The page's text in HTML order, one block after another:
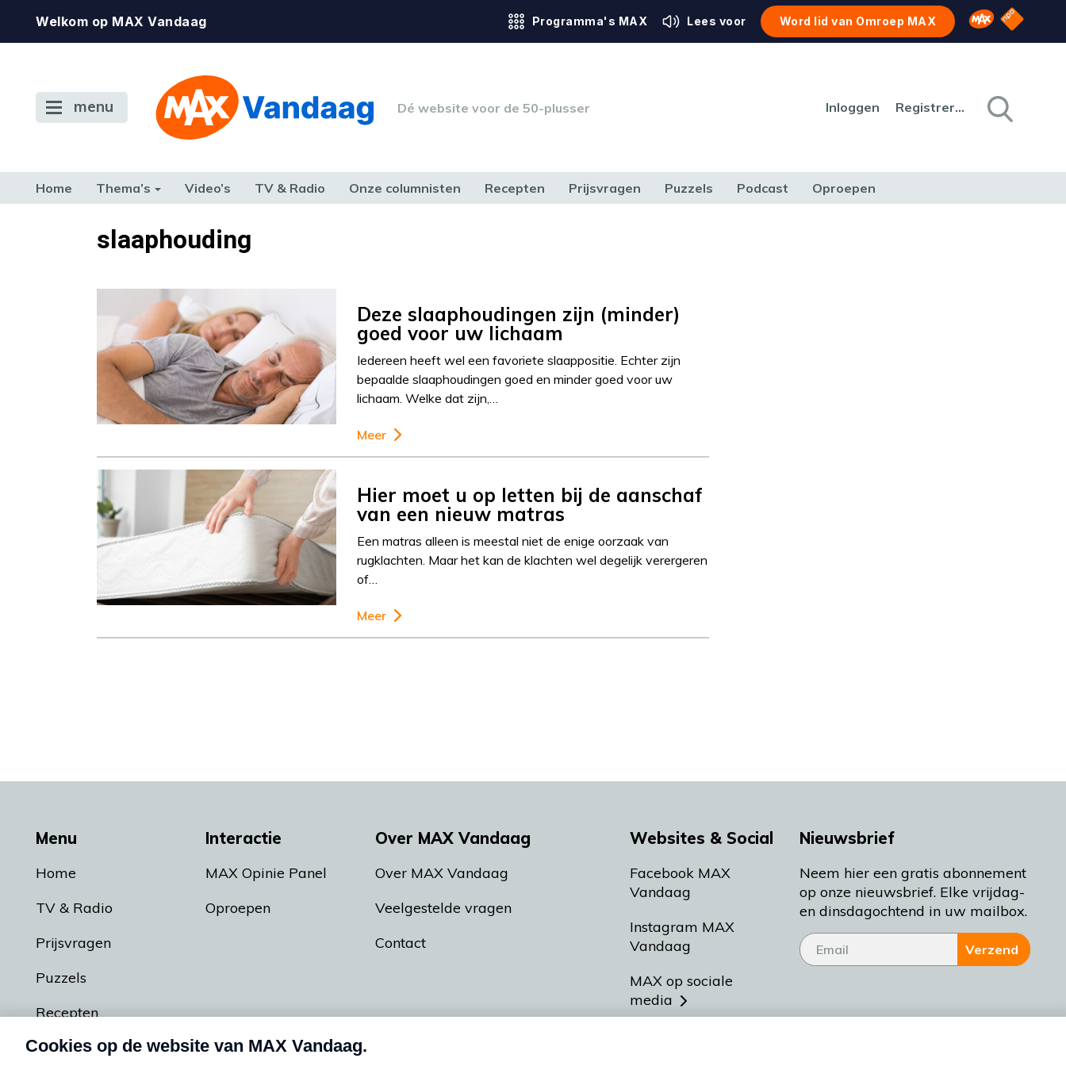
Welkom op MAX Vandaag Programma's MAX Lees voor Word lid van Omroep MAX Omroep MAX
NPO
menu Dé website voor de 50-plusser Inloggen Registreren
Home Thema’s Video’s TV & Radio Onze columnisten Recepten Prijsvragen Puzzels Podcast Oproepen
TERUG NAAR TOENslaaphouding
Deze slaaphoudingen zijn (minder)
goed voor uw lichaam
Iedereen heeft wel een favoriete slaappositie. Echter zijn
bepaalde slaaphoudingen goed en minder goed voor uw
lichaam. Welke dat zijn,…
Meer
Hier moet u op letten bij de aanschaf
van een nieuw matras
Een matras alleen is meestal niet de enige oorzaak van
rugklachten. Maar het kan de klachten wel degelijk verergeren
of…
Meer
Menu
Home
TV & Radio
Prijsvragen
Puzzels
Recepten
Podcasts
Interactie
MAX Opinie Panel
Oproepen
Over MAX Vandaag
Over MAX Vandaag
Veelgestelde vragen
Contact
Websites & Social
Facebook MAX
Vandaag
Instagram MAX
Vandaag
MAX op sociale
media
Nieuwsbrief
Neem hier een gratis abonnement
op onze nieuwsbrief. Elke vrijdag-
en dinsdagochtend in uw mailbox.
Verzend